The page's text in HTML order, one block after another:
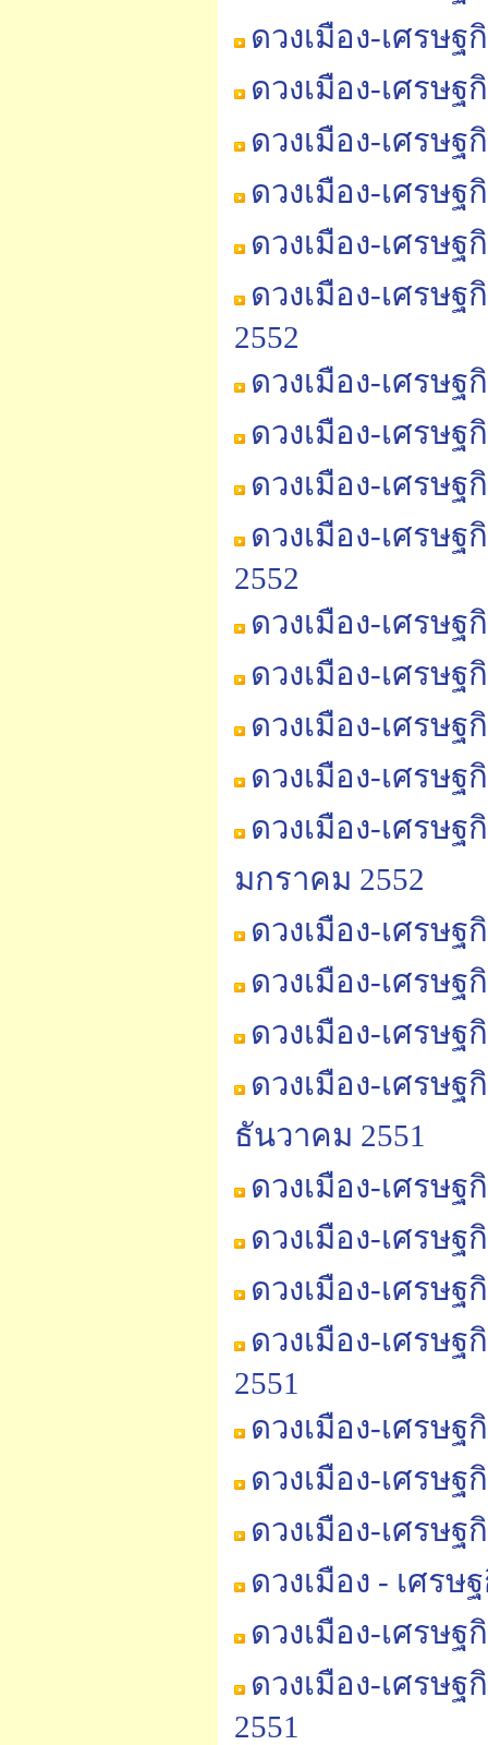
ดวงเมือง-เศรษฐ
ดวงเมือง-เศรษ
ดวงเมือง-เศรษ
ดวงเมือง-เศรษ
ดวงเมือง-เศรษ
ดวงเมือง-เศรษ
2552
ดวงเมือง-เศรษ
ดวงเมือง-เศรษ
ดวงเมือง-เศรษ
ดวงเมือง-เศรษ
2552
ดวงเมือง-เศรษ
ดวงเมือง-เศรษ
ดวงเมือง-เศรษ
ดวงเมือง-เศรษ
ดวงเมือง-เศรษ
มกราคม 2552
ดวงเมือง-เศรษ
ดวงเมือง-เศรษ
ดวงเมือง-เศรษ
ดวงเมือง-เศรษ
ธันวาคม 2551
ดวงเมือง-เศรษ
ดวงเมือง-เศรษ
ดวงเมือง-เศรษ
ดวงเมือง-เศรษ
2551
ดวงเมือง-เศรษ
ดวงเมือง-เศรษ
ดวงเมือง-เศรษ
ดวงเมือง - เศร
ดวงเมือง-เศรษ
ดวงเมือง-เศรษ
2551